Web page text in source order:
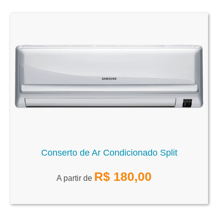
Conserto de Ar Condicionado Split
A partir de R$ 180,00